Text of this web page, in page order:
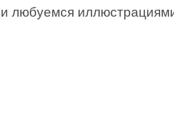
и любуемся